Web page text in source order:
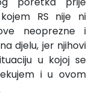
RS nije ni
neoprezne i
djelu, jer njihovi
u kojoj se
i u ovom